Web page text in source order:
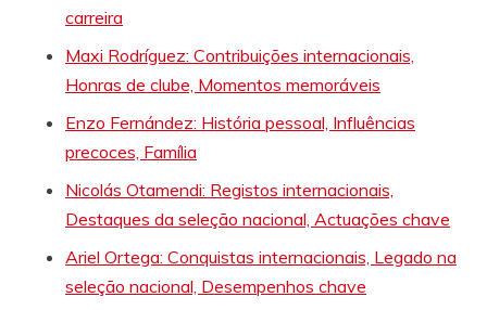
carreira
Maxi Rodríguez: Contribuições internacionais,
Honras de clube, Momentos memoráveis
Enzo Fernández: História pessoal, Influências
precoces, Família
Nicolás Otamendi: Registos internacionais,
Destaques da seleção nacional, Actuações chave
Ariel Ortega: Conquistas internacionais, Legado na
seleção nacional, Desempenhos chave